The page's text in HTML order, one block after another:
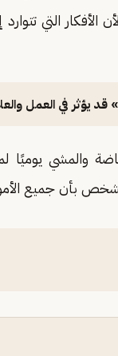
الأفكار التي
يؤثر في العمل
بأن جميع